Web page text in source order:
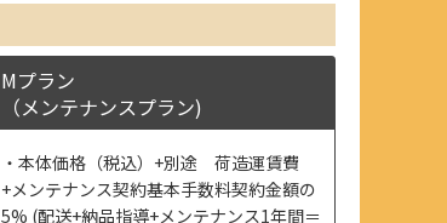
Mプラン
（メンテナンスプラン)
本体価格（税込）+別途 荷造運賃費
+メンテナンス契約基本手数料契約金額の
5% (配送+納品指導+メンテナンス1年間＝